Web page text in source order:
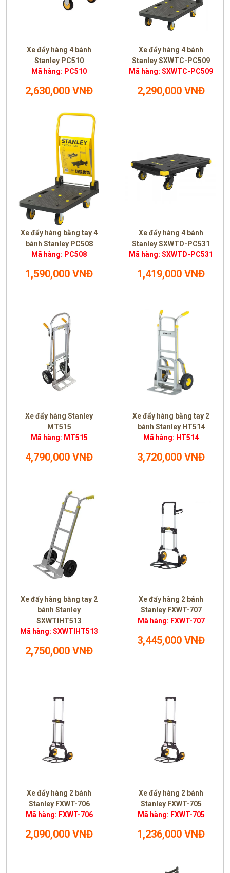
Xe đẩy hàng 4 bánh
Stanley PC510
Mã hàng: PC510
2,630,000 VNĐ
Xe đẩy hàng 4 bánh
Stanley SXWTC-PC509
Mã hàng: SXWTC-PC509
2,290,000 VNĐ
Xe đẩy hàng bằng tay 4
bánh Stanley PC508
Mã hàng: PC508
1,590,000 VNĐ
Xe đẩy hàng 4 bánh
Stanley SXWTD-PC531
Mã hàng: SXWTD-PC531
1,419,000 VNĐ
Xe đẩy hàng Stanley
MT515
Mã hàng: MT515
4,790,000 VNĐ
Xe đẩy hàng bằng tay 2
bánh Stanley HT514
Mã hàng: HT514
3,720,000 VNĐ
Xe đẩy hàng bằng tay 2
bánh Stanley
SXWTIHT513
Mã hàng: SXWTIHT513
2,750,000 VNĐ
Xe đẩy hàng 2 bánh
Stanley FXWT-707
Mã hàng: FXWT-707
3,445,000 VNĐ
Xe đẩy hàng 2 bánh
Stanley FXWT-706
Mã hàng: FXWT-706
2,090,000 VNĐ
Xe đẩy hàng 2 bánh
Stanley FXWT-705
Mã hàng: FXWT-705
1,236,000 VNĐ